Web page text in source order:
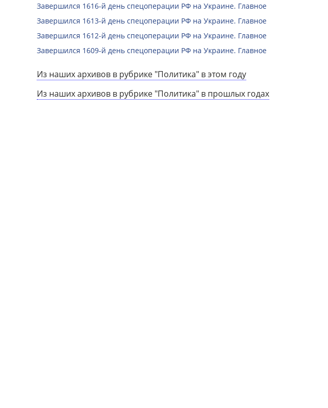
Завершился 1616-й день спецоперации РФ на Украине. Главное
Завершился 1613-й день спецоперации РФ на Украине. Главное
Завершился 1612-й день спецоперации РФ на Украине. Главное
Завершился 1609-й день спецоперации РФ на Украине. Главное
Из наших архивов в рубрике "Политика" в этом году
Из наших архивов в рубрике "Политика" в прошлых годах